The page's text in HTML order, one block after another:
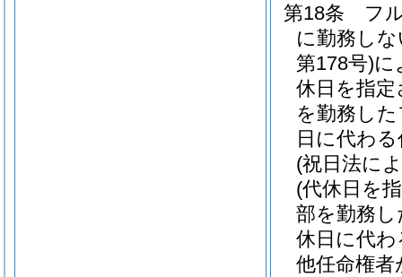
第18条
フ
に勤務し
第178号)に
休日を指
を勤務し
日に代わ
(祝日法に
(代休日を
部を勤務
休日に代わ
他任命権